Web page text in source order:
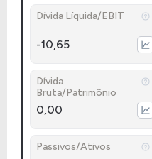
Dívida Líquida/EBIT
-10,65
Dívida
Bruta/Patrimônio
0,00
Passivos/Ativos